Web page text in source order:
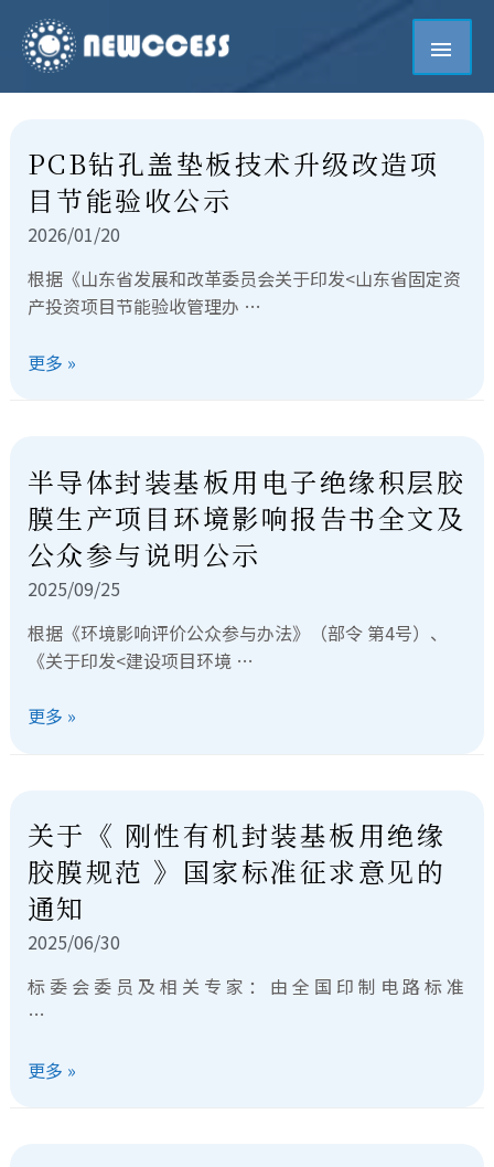
PCB钻孔盖垫板技术升级改造项
目节能验收公示
2026/01/20
根据《山东省发展和改革委员会关于印发<山东省固定资
产投资项目节能验收管理办 …
更多 »
半导体封装基板用电子绝缘积层胶
膜生产项目环境影响报告书全文及
公众参与说明公示
2025/09/25
根据《环境影响评价公众参与办法》（部令 第4号）、
《关于印发<建设项目环境 …
更多 »
关于《 刚性有机封装基板⽤绝缘
胶膜规范 》国家标准征求意见的
通知
2025/06/30
标 委 会 委 员 及 相 关 专 家 ： 由 全 国 印 制 电 路 标 准
…
更多 »